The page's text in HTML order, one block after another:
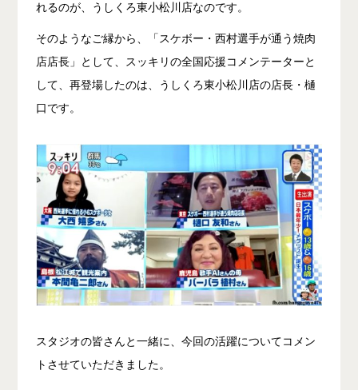
れるのが、うしくろ東小松川店なのです。
そのようなご縁から、「スケボー・西村選手が通う焼肉
店店長」として、スッキリの全国応援コメンテーターと
して、再登場したのは、うしくろ東小松川店の店長・樋
口です。
スタジオの皆さんと一緒に、今回の活躍についてコメン
トさせていただきました。